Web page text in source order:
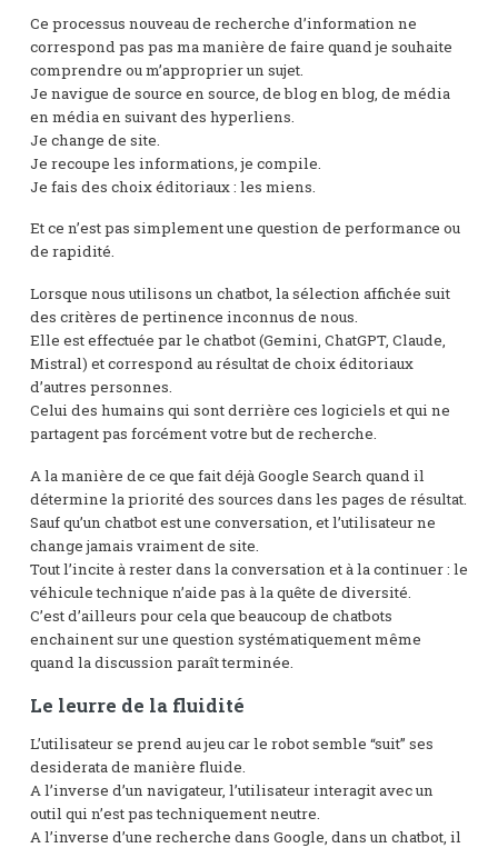
Ce processus nouveau de recherche d’information ne
correspond pas pas ma manière de faire quand je souhaite
comprendre ou m’approprier un sujet.
Je navigue de source en source, de blog en blog, de média
en média en suivant des hyperliens.
Je change de site.
Je recoupe les informations, je compile.
Je fais des choix éditoriaux : les miens.
Et ce n’est pas simplement une question de performance ou
de rapidité.
Lorsque nous utilisons un chatbot, la sélection affichée suit
des critères de pertinence inconnus de nous.
Elle est effectuée par le chatbot (Gemini, ChatGPT, Claude,
Mistral) et correspond au résultat de choix éditoriaux
d’autres personnes.
Celui des humains qui sont derrière ces logiciels et qui ne
partagent pas forcément votre but de recherche.
A la manière de ce que fait déjà Google Search quand il
détermine la priorité des sources dans les pages de résultat.
Sauf qu’un chatbot est une conversation, et l’utilisateur ne
change jamais vraiment de site.
Tout l’incite à rester dans la conversation et à la continuer : le
véhicule technique n’aide pas à la quête de diversité.
C’est d’ailleurs pour cela que beaucoup de chatbots
enchainent sur une question systématiquement même
quand la discussion paraît terminée.
Le leurre de la fluidité
L’utilisateur se prend au jeu car le robot semble “suit” ses
desiderata de manière fluide.
A l’inverse d’un navigateur, l’utilisateur interagit avec un
outil qui n’est pas techniquement neutre.
A l’inverse d’une recherche dans Google, dans un chatbot, il